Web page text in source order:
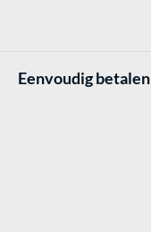
Eenvoudig betalen